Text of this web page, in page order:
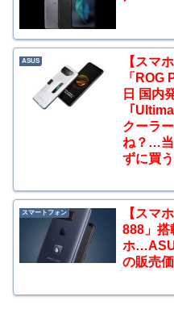
ASUS
【スマ
「
日 国
「
クーラ
ね？…当
ずに買
スマートフォン
【スマ
888」搭
ホ
の販売